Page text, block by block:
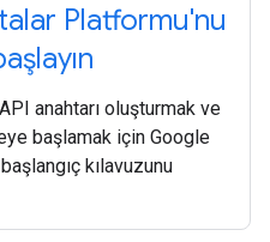
Platformu'nu
anahtarı oluşturmak ve
başlamak için Google
kılavuzunu